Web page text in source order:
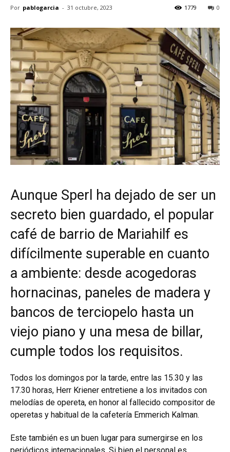
Por pablogarcia - 31 octubre, 2023 0
1779
Aunque Sperl ha dejado de ser un
secreto bien guardado, el popular
café de barrio de Mariahilf es
difícilmente superable en cuanto
a ambiente: desde acogedoras
hornacinas, paneles de madera y
bancos de terciopelo hasta un
viejo piano y una mesa de billar,
cumple todos los requisitos.
Todos los domingos por la tarde, entre las 15.30 y las
17.30 horas, Herr Kriener entretiene a los invitados con
melodías de opereta, en honor al fallecido compositor de
operetas y habitual de la cafetería Emmerich Kalman.
Este también es un buen lugar para sumergirse en los